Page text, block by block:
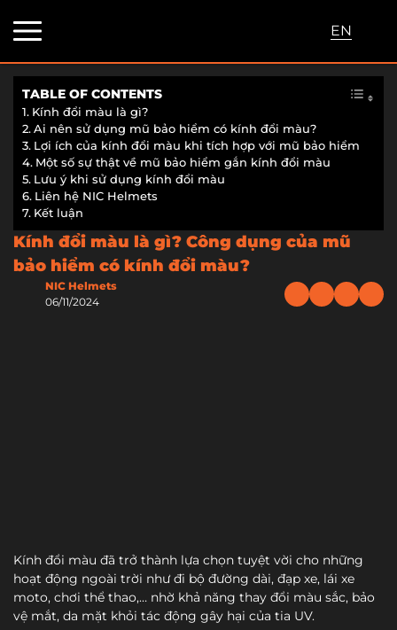
EN
Kính đổi màu là gì? Công dụng của mũ
bảo hiểm có kính đổi màu?
NIC Helmets
06/11/2024
Kính đổi màu đã trở thành lựa chọn tuyệt vời cho những
hoạt động ngoài trời như đi bộ đường dài, đạp xe, lái xe
moto, chơi thể thao,… nhờ khả năng thay đổi màu sắc, bảo
vệ mắt, da mặt khỏi tác động gây hại của tia UV.
TABLE OF CONTENTS
Kính đổi màu là gì?
Ai nên sử dụng mũ bảo hiểm có kính đổi màu?
Lợi ích của kính đổi màu khi tích hợp với mũ bảo hiểm
Một số sự thật về mũ bảo hiểm gắn kính đổi màu
Lưu ý khi sử dụng kính đổi màu
Liên hệ NIC Helmets
Kết luận